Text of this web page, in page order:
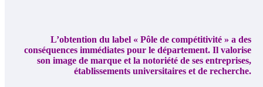
L’obtention du label « Pôle de compétitivité » a des
conséquences immédiates pour le département. Il valorise
son image de marque et la notoriété de ses entreprises,
établissements universitaires et de recherche.